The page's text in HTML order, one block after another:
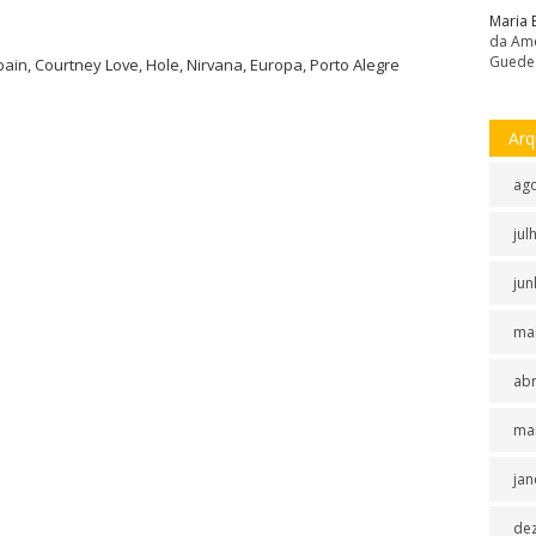
Courtney Love, Hole, Nirvana, Europa, Porto Alegre
Maria
da